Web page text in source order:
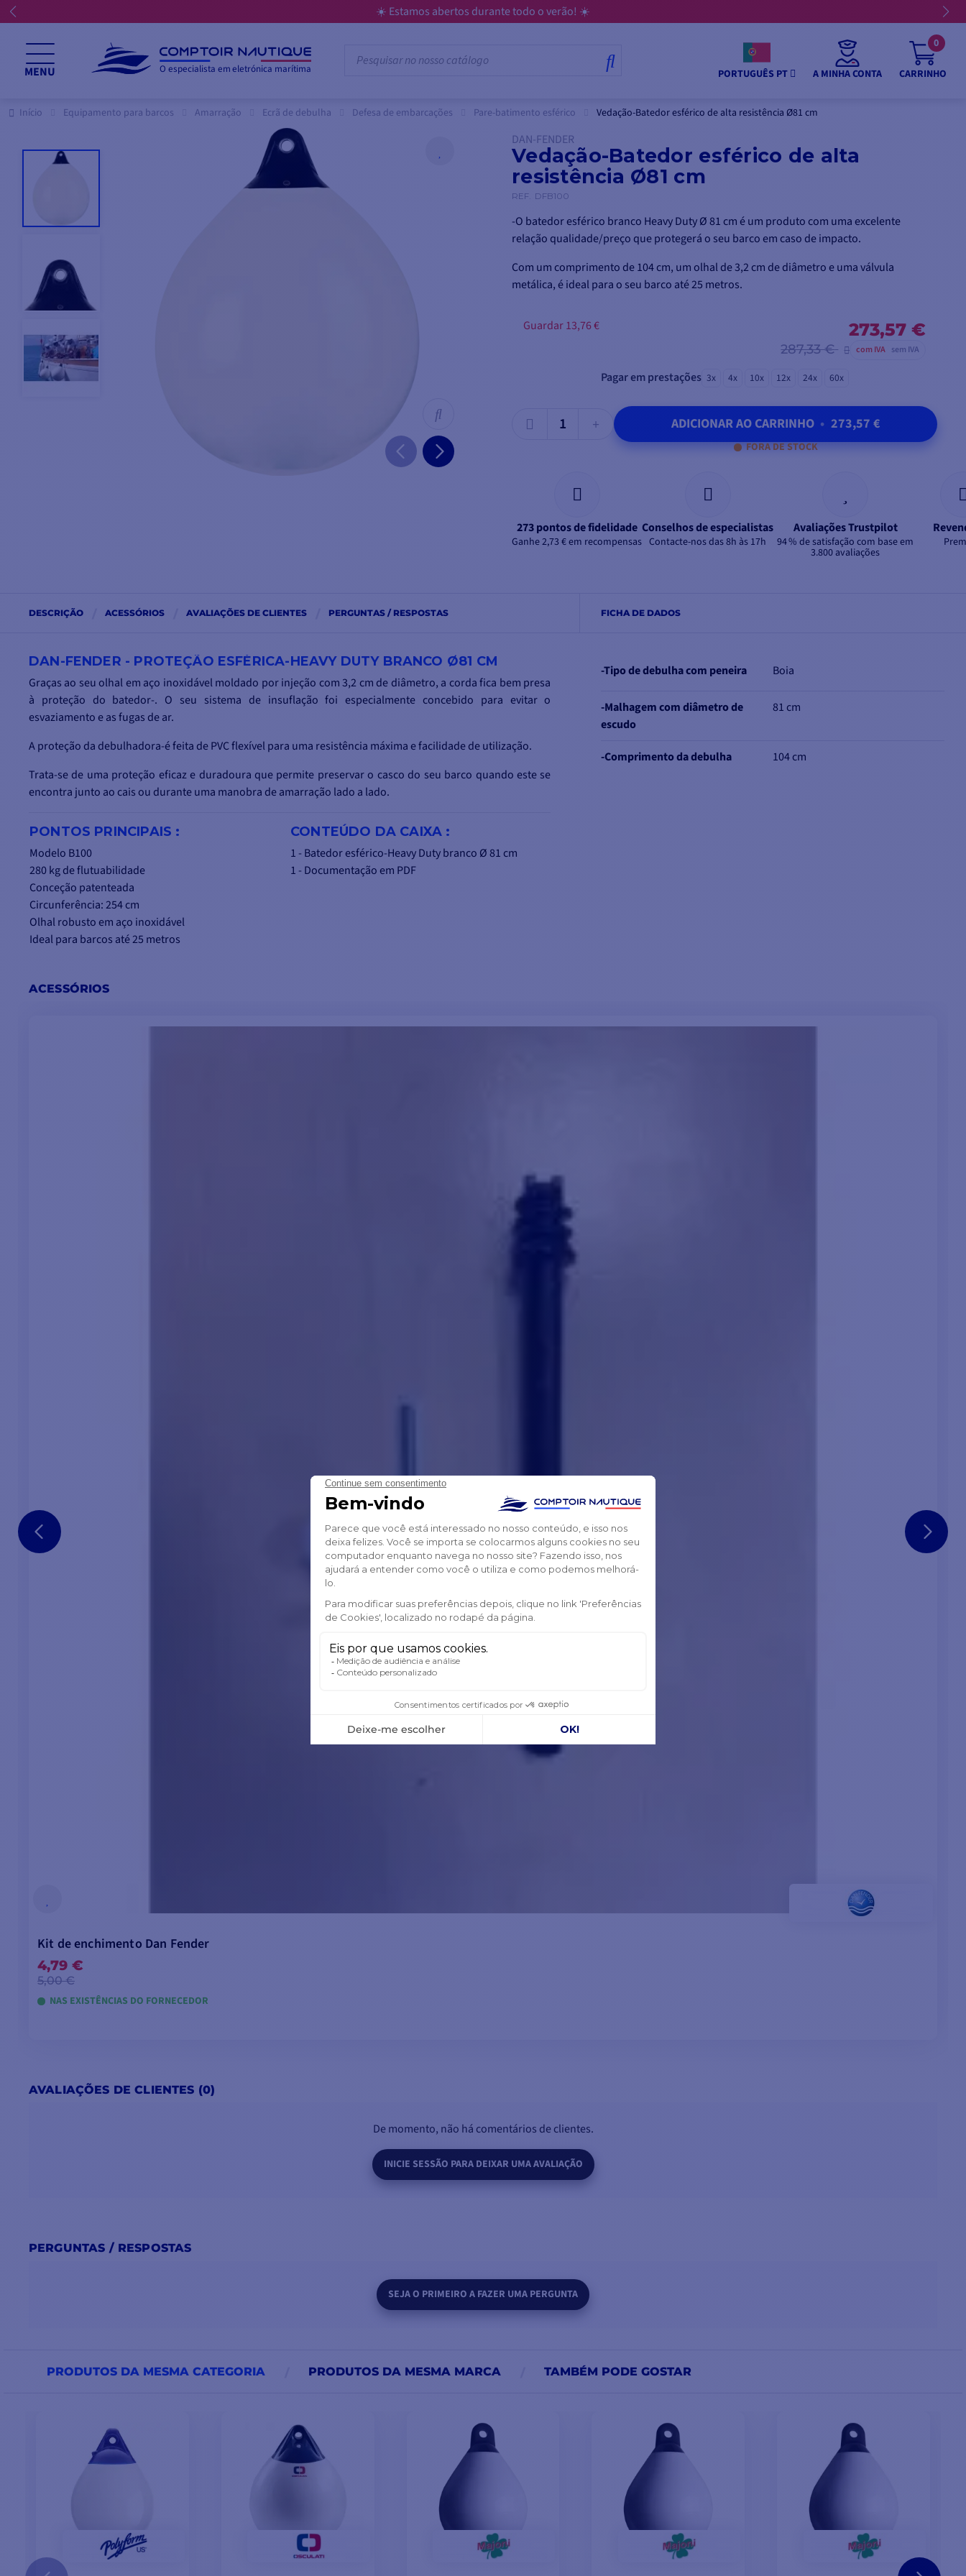
☀️ Estamos abertos durante todo o verão! ☀️
MENU O especialista em eletrónica marítima PORTUGUÊS PT A MINHA CONTA CARRINHO
0
Início Equipamento para barcos Amarração Ecrã de debulha Defesa de embarcações Pare-batimento esférico Vedação-Batedor esférico de alta resistência Ø81 cm
DAN-FENDER
Vedação-Batedor esférico de alta
resistência Ø81 cm
REF. DFB100
-O batedor esférico branco Heavy Duty Ø 81 cm é um produto com uma excelente
relação qualidade/preço que protegerá o seu barco em caso de impacto.
Com um comprimento de 104 cm, um olhal de 3,2 cm de diâmetro e uma válvula
metálica, é ideal para o seu barco até 25 metros.
273,57 €
287,33 € com IVA sem IVA
Guardar 13,76 €
Pagar em prestações 3x 4x 10x 12x 24x 60x
ADICIONAR AO CARRINHO • 273,57 €
FORA DE STOCK
273 pontos de fidelidade
Ganhe 2,73 € em recompensas
Conselhos de especialistas
Contacte-nos das 8h às 17h
Avaliações Trustpilot
94 % de satisfação com base em
3.800 avaliações
FICHA DE DADOS
-Tipo de debulha com peneira Boia
-Malhagem com diâmetro de
escudo
81 cm
-Comprimento da debulha 104 cm
DESCRIÇÃO ACESSÓRIOS AVALIAÇÕES DE CLIENTES PERGUNTAS / RESPOSTAS
DAN-FENDER - PROTEÇÃO ESFÉRICA-HEAVY DUTY BRANCO Ø81 CM
Graças ao seu olhal em aço inoxidável moldado por injeção com 3,2 cm de diâmetro, a corda fica bem presa
à proteção do batedor-. O seu sistema de insuflação foi especialmente concebido para evitar o
esvaziamento e as fugas de ar.
A proteção da debulhadora-é feita de PVC flexível para uma resistência máxima e facilidade de utilização.
Trata-se de uma proteção eficaz e duradoura que permite preservar o casco do seu barco quando este se
encontra junto ao cais ou durante uma manobra de amarração lado a lado.
PONTOS PRINCIPAIS :
Modelo B100
280 kg de flutuabilidade
Conceção patenteada
Circunferência: 254 cm
Olhal robusto em aço inoxidável
Ideal para barcos até 25 metros
CONTEÚDO DA CAIXA :
1 - Batedor esférico-Heavy Duty branco Ø 81 cm
1 - Documentação em PDF
ACESSÓRIOS
Kit de enchimento Dan Fender
4,79 €
5,00 €
NAS EXISTÊNCIAS DO FORNECEDOR
AVALIAÇÕES DE CLIENTES (0)
De momento, não há comentários de clientes.
INICIE SESSÃO PARA DEIXAR UMA AVALIAÇÃO
PERGUNTAS / RESPOSTAS
SEJA O PRIMEIRO A FAZER UMA PERGUNTA
PRODUTOS DA MESMA CATEGORIA PRODUTOS DA MESMA MARCA TAMBÉM PODE GOSTAR